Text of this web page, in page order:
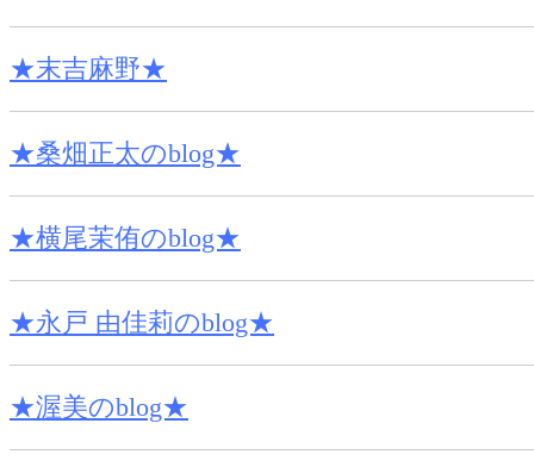
★末吉麻野★
★桑畑正太のblog★
★横尾茉侑のblog★
★永戸 由佳莉のblog★
★渥美のblog★